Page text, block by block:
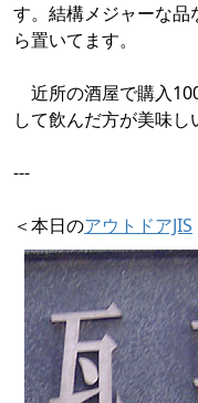
す。結構メジャーな品
ら置いてます。
近所の酒屋で購入
して飲んだ方が美味し
---
＜本日のアウトドアJIS